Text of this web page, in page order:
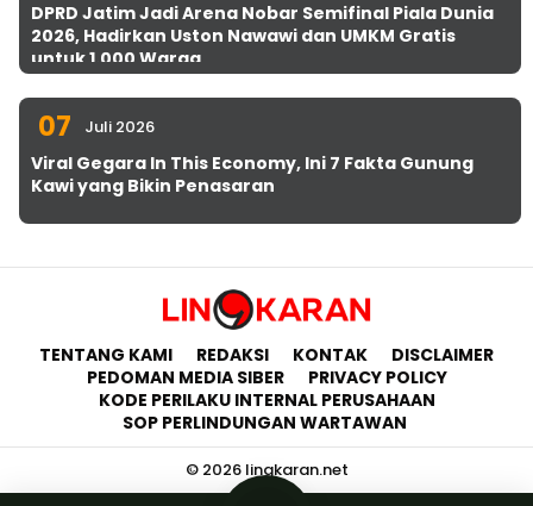
DPRD Jatim Jadi Arena Nobar Semifinal Piala Dunia
2026, Hadirkan Uston Nawawi dan UMKM Gratis
untuk 1.000 Warga
07 Juli 2026
Viral Gegara In This Economy, Ini 7 Fakta Gunung
Kawi yang Bikin Penasaran
TENTANG KAMI REDAKSI KONTAK
DISCLAIMER
PEDOMAN MEDIA SIBER
PRIVACY POLICY
KODE PERILAKU INTERNAL PERUSAHAAN
SOP PERLINDUNGAN WARTAWAN
© 2026 lingkaran.net